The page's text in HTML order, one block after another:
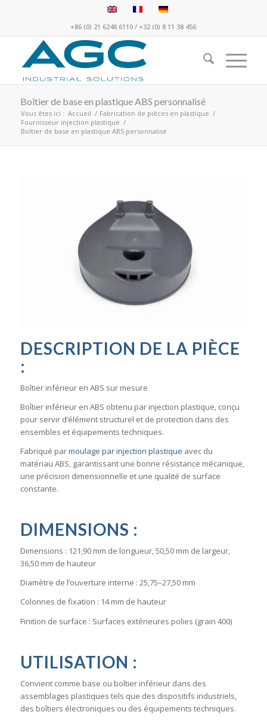
+86 (0) 21 6248 6110 /+32 (0) 8 11 38 456
Boîtier de base en plastique ABS personnalisé
Vous êtes ici : Accueil / Fabrication de pièces en plastique /
Fournisseur injection plastique /
Boîtier de base en plastique ABS personnalisé
DESCRIPTION DE LA PIÈCE
:
Boîtier inférieur en ABS sur mesure
Boîtier inférieur en ABS obtenu par injection plastique, conçu
pour servir d’élément structurel et de protection dans des
ensembles et équipements techniques.
Fabriqué parmoulage par injection plastique avec du
matériau ABS, garantissant une bonne résistance mécanique,
une précision dimensionnelle et une qualité de surface
constante.
DIMENSIONS :
Dimensions : 121,90 mm de longueur, 50,50 mm de largeur,
36,50 mm de hauteur
Diamètre de l’ouverture interne : 25,75–27,50 mm
Colonnes de fixation : 14 mm de hauteur
Finition de surface : Surfaces extérieures polies (grain 400)
UTILISATION :
Convient comme base ou boîtier inférieur dans des
assemblages plastiques tels que des dispositifs industriels,
des boîtiers électroniques ou des équipements techniques.